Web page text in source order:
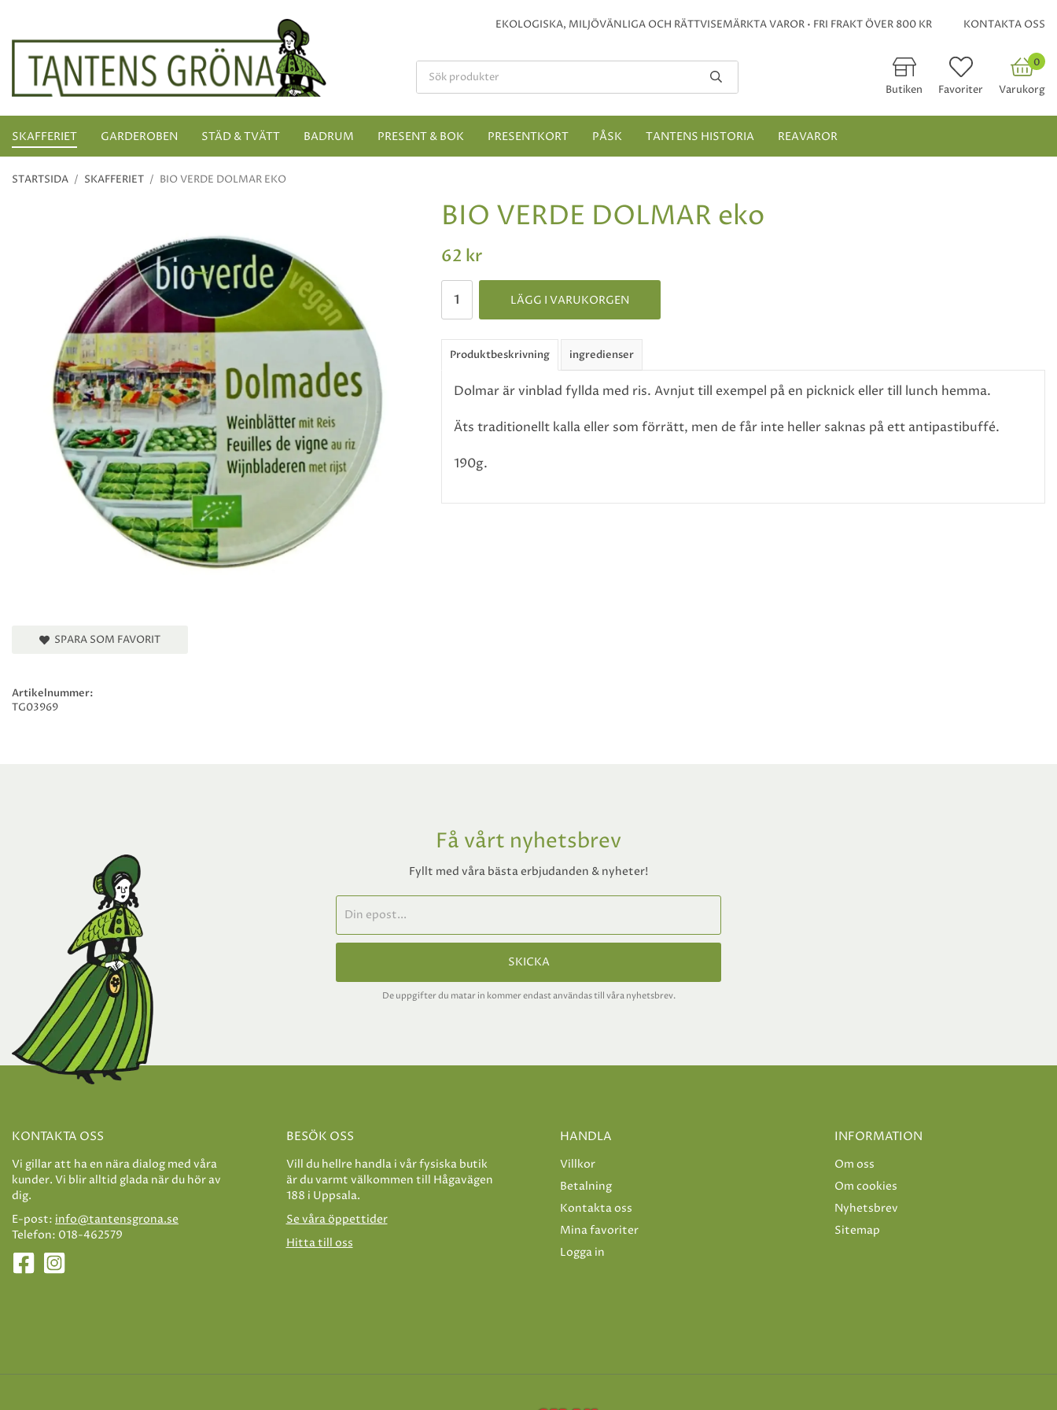
EKOLOGISKA, MILJÖVÄNLIGA OCH RÄTTVISEMÄRKTA VAROR • FRI FRAKT ÖVER 800 KR KONTAKTA OSS
Butiken Favoriter
0
Varukorg
SKAFFERIET GARDEROBEN STÄD & TVÄTT BADRUM PRESENT & BOK PRESENTKORT PÅSK TANTENS HISTORIA REAVAROR
STARTSIDA / SKAFFERIET / BIO VERDE DOLMAR EKO
BIO VERDE DOLMAR eko
62 kr
LÄGG I VARUKORGEN
Produktbeskrivning ingredienser
Dolmar är vinblad fyllda med ris. Avnjut till exempel på en picknick eller till lunch hemma.
Äts traditionellt kalla eller som förrätt, men de får inte heller saknas på ett antipastibuffé.
190g.
SPARA SOM FAVORIT
Artikelnummer:
TG03969
Få vårt nyhetsbrev
Fyllt med våra bästa erbjudanden & nyheter!
SKICKA
De uppgifter du matar in kommer endast användas till våra nyhetsbrev.
KONTAKTA OSS
Vi gillar att ha en nära dialog med våra
kunder. Vi blir alltid glada när du hör av
dig.
E-post: info@tantensgrona.se
Telefon: 018-462579
BESÖK OSS
Vill du hellre handla i vår fysiska butik
är du varmt välkommen till Hågavägen
188 i Uppsala.
Se våra öppettider
Hitta till oss
HANDLA
Villkor
Betalning
Kontakta oss
Mina favoriter
Logga in
INFORMATION
Om oss
Om cookies
Nyhetsbrev
Sitemap